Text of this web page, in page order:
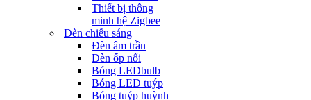
Thiết bị thông
minh hệ Zigbee
Đèn chiếu sáng
Đèn âm trần
Đèn ốp nổi
Bóng LEDbulb
Bóng LED tuýp
Bóng tuýp huỳnh